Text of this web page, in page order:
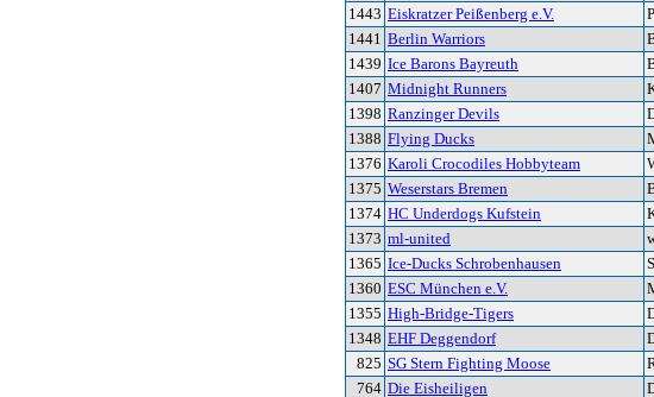
1443 Eiskratzer Peißenberg e.V.
1441 Berlin Warriors
1439 Ice Barons Bayreuth
1407 Midnight Runners
1398 Ranzinger Devils
1388 Flying Ducks
1376 Karoli Crocodiles Hobbyteam
1375 Weserstars Bremen
1374 HC Underdogs Kufstein
1373 ml-united
1365 Ice-Ducks Schrobenhausen
1360 ESC München e.V.
1355 High-Bridge-Tigers
1348 EHF Deggendorf
825 SG Stern Fighting Moose
764 Die Eisheiligen